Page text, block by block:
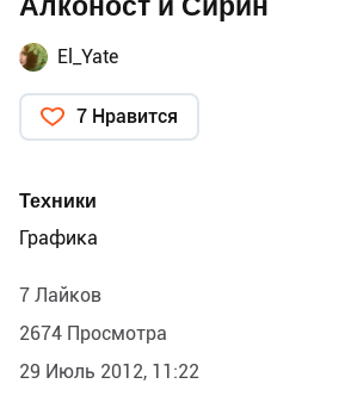
El_Yate
7 Нравится
Техники
Графика
7 Лайков
2674 Просмотра
29 Июль 2012, 11:22